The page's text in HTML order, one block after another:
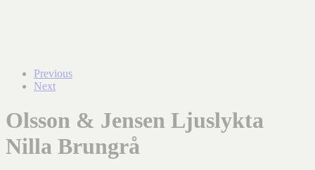
Previous
Next
Olsson & Jensen Ljuslykta
Nilla Brungrå